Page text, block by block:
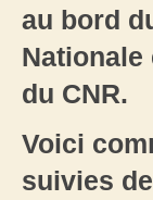
au bord
Nationale
du CNR.
Voici
suivies